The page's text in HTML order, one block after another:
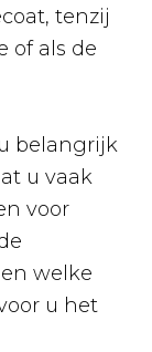
tenzij
of als de
belangrijk
u vaak
voor
welke
u het